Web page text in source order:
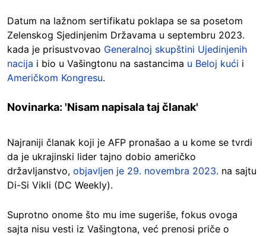
Datum na lažnom sertifikatu poklapa se sa posetom
Zelenskog Sjedinjenim Državama u septembru 2023.
kada je prisustvovao Generalnoj skupštini Ujedinjenih
nacija i bio u Vašingtonu na sastancima u Beloj kući i
Američkom Kongresu.
Novinarka: 'Nisam napisala taj članak'
Najraniji članak koji je AFP pronašao a u kome se tvrdi
da je ukrajinski lider tajno dobio američko
državljanstvo, objavljen je 29. novembra 2023. na sajtu
Di-Si Vikli (DC Weekly).
Suprotno onome što mu ime sugeriše, fokus ovoga
sajta nisu vesti iz Vašingtona, već prenosi priče o